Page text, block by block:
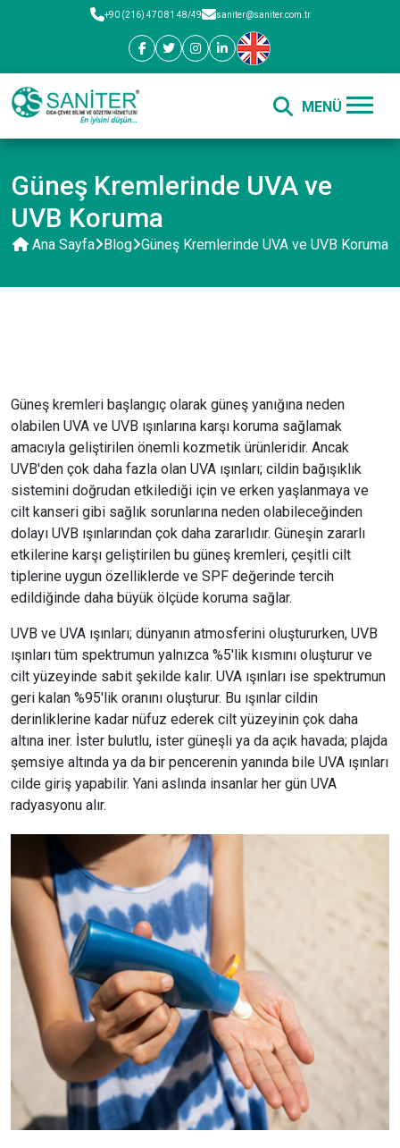
+90 (216) 470 81 48/49 saniter@saniter.com.tr
Güneş Kremlerinde UVA ve
UVB Koruma
Ana Sayfa Blog Güneş Kremlerinde UVA ve UVB Koruma
Güneş kremleri başlangıç olarak güneş yanığına neden
olabilen UVA ve UVB ışınlarına karşı koruma sağlamak
amacıyla geliştirilen önemli kozmetik ürünleridir. Ancak
UVB'den çok daha fazla olan UVA ışınları; cildin bağışıklık
sistemini doğrudan etkilediği için ve erken yaşlanmaya ve
cilt kanseri gibi sağlık sorunlarına neden olabileceğinden
dolayı UVB ışınlarından çok daha zararlıdır. Güneşin zararlı
etkilerine karşı geliştirilen bu güneş kremleri, çeşitli cilt
tiplerine uygun özelliklerde ve SPF değerinde tercih
edildiğinde daha büyük ölçüde koruma sağlar.
UVB ve UVA ışınları; dünyanın atmosferini oluştururken, UVB
ışınları tüm spektrumun yalnızca %5'lik kısmını oluşturur ve
cilt yüzeyinde sabit şekilde kalır. UVA ışınları ise spektrumun
geri kalan %95'lik oranını oluşturur. Bu ışınlar cildin
derinliklerine kadar nüfuz ederek cilt yüzeyinin çok daha
altına iner. İster bulutlu, ister güneşli ya da açık havada; plajda
şemsiye altında ya da bir pencerenin yanında bile UVA ışınları
cilde giriş yapabilir. Yani aslında insanlar her gün UVA
radyasyonu alır.